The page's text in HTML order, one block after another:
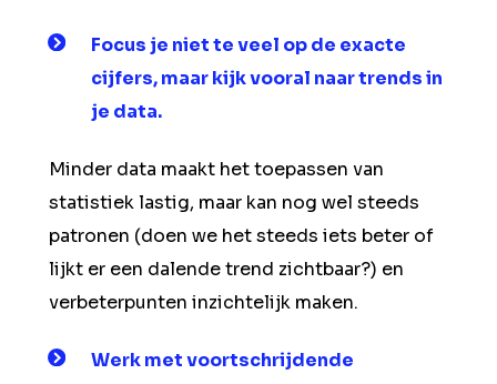
Focus je niet te veel op de exacte
cijfers, maar kijk vooral naar trends in
je data.
Minder data maakt het toepassen van
statistiek lastig, maar kan nog wel steeds
patronen (doen we het steeds iets beter of
lijkt er een dalende trend zichtbaar?) en
verbeterpunten inzichtelijk maken.
Werk met voortschrijdende